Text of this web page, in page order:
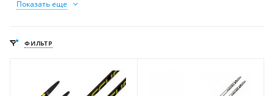
Показать еще
ФИЛЬТР